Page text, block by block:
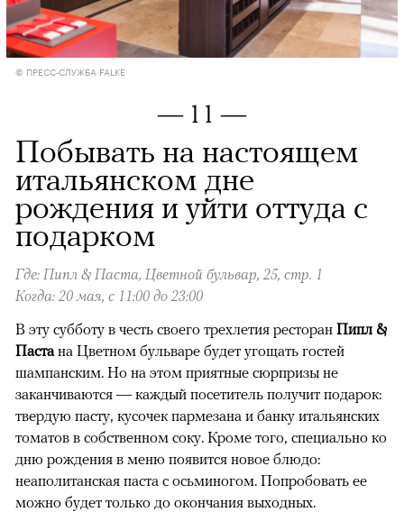
© ПРЕСС-СЛУЖБА FALKE
— 11 —
Побывать на настоящем
итальянском дне
рождения и уйти оттуда с
подарком
Где: Пипл & Паста, Цветной бульвар, 25, стр. 1
Когда: 20 мая, с 11:00 до 23:00
В эту субботу в честь своего трехлетия ресторан Пипл &
Паста на Цветном бульваре будет угощать гостей
шампанским. Но на этом приятные сюрпризы не
заканчиваются — каждый посетитель получит подарок:
твердую пасту, кусочек пармезана и банку итальянских
томатов в собственном соку. Кроме того, специально ко
дню рождения в меню появится новое блюдо:
неаполитанская паста с осьминогом. Попробовать ее
можно будет только до окончания выходных.